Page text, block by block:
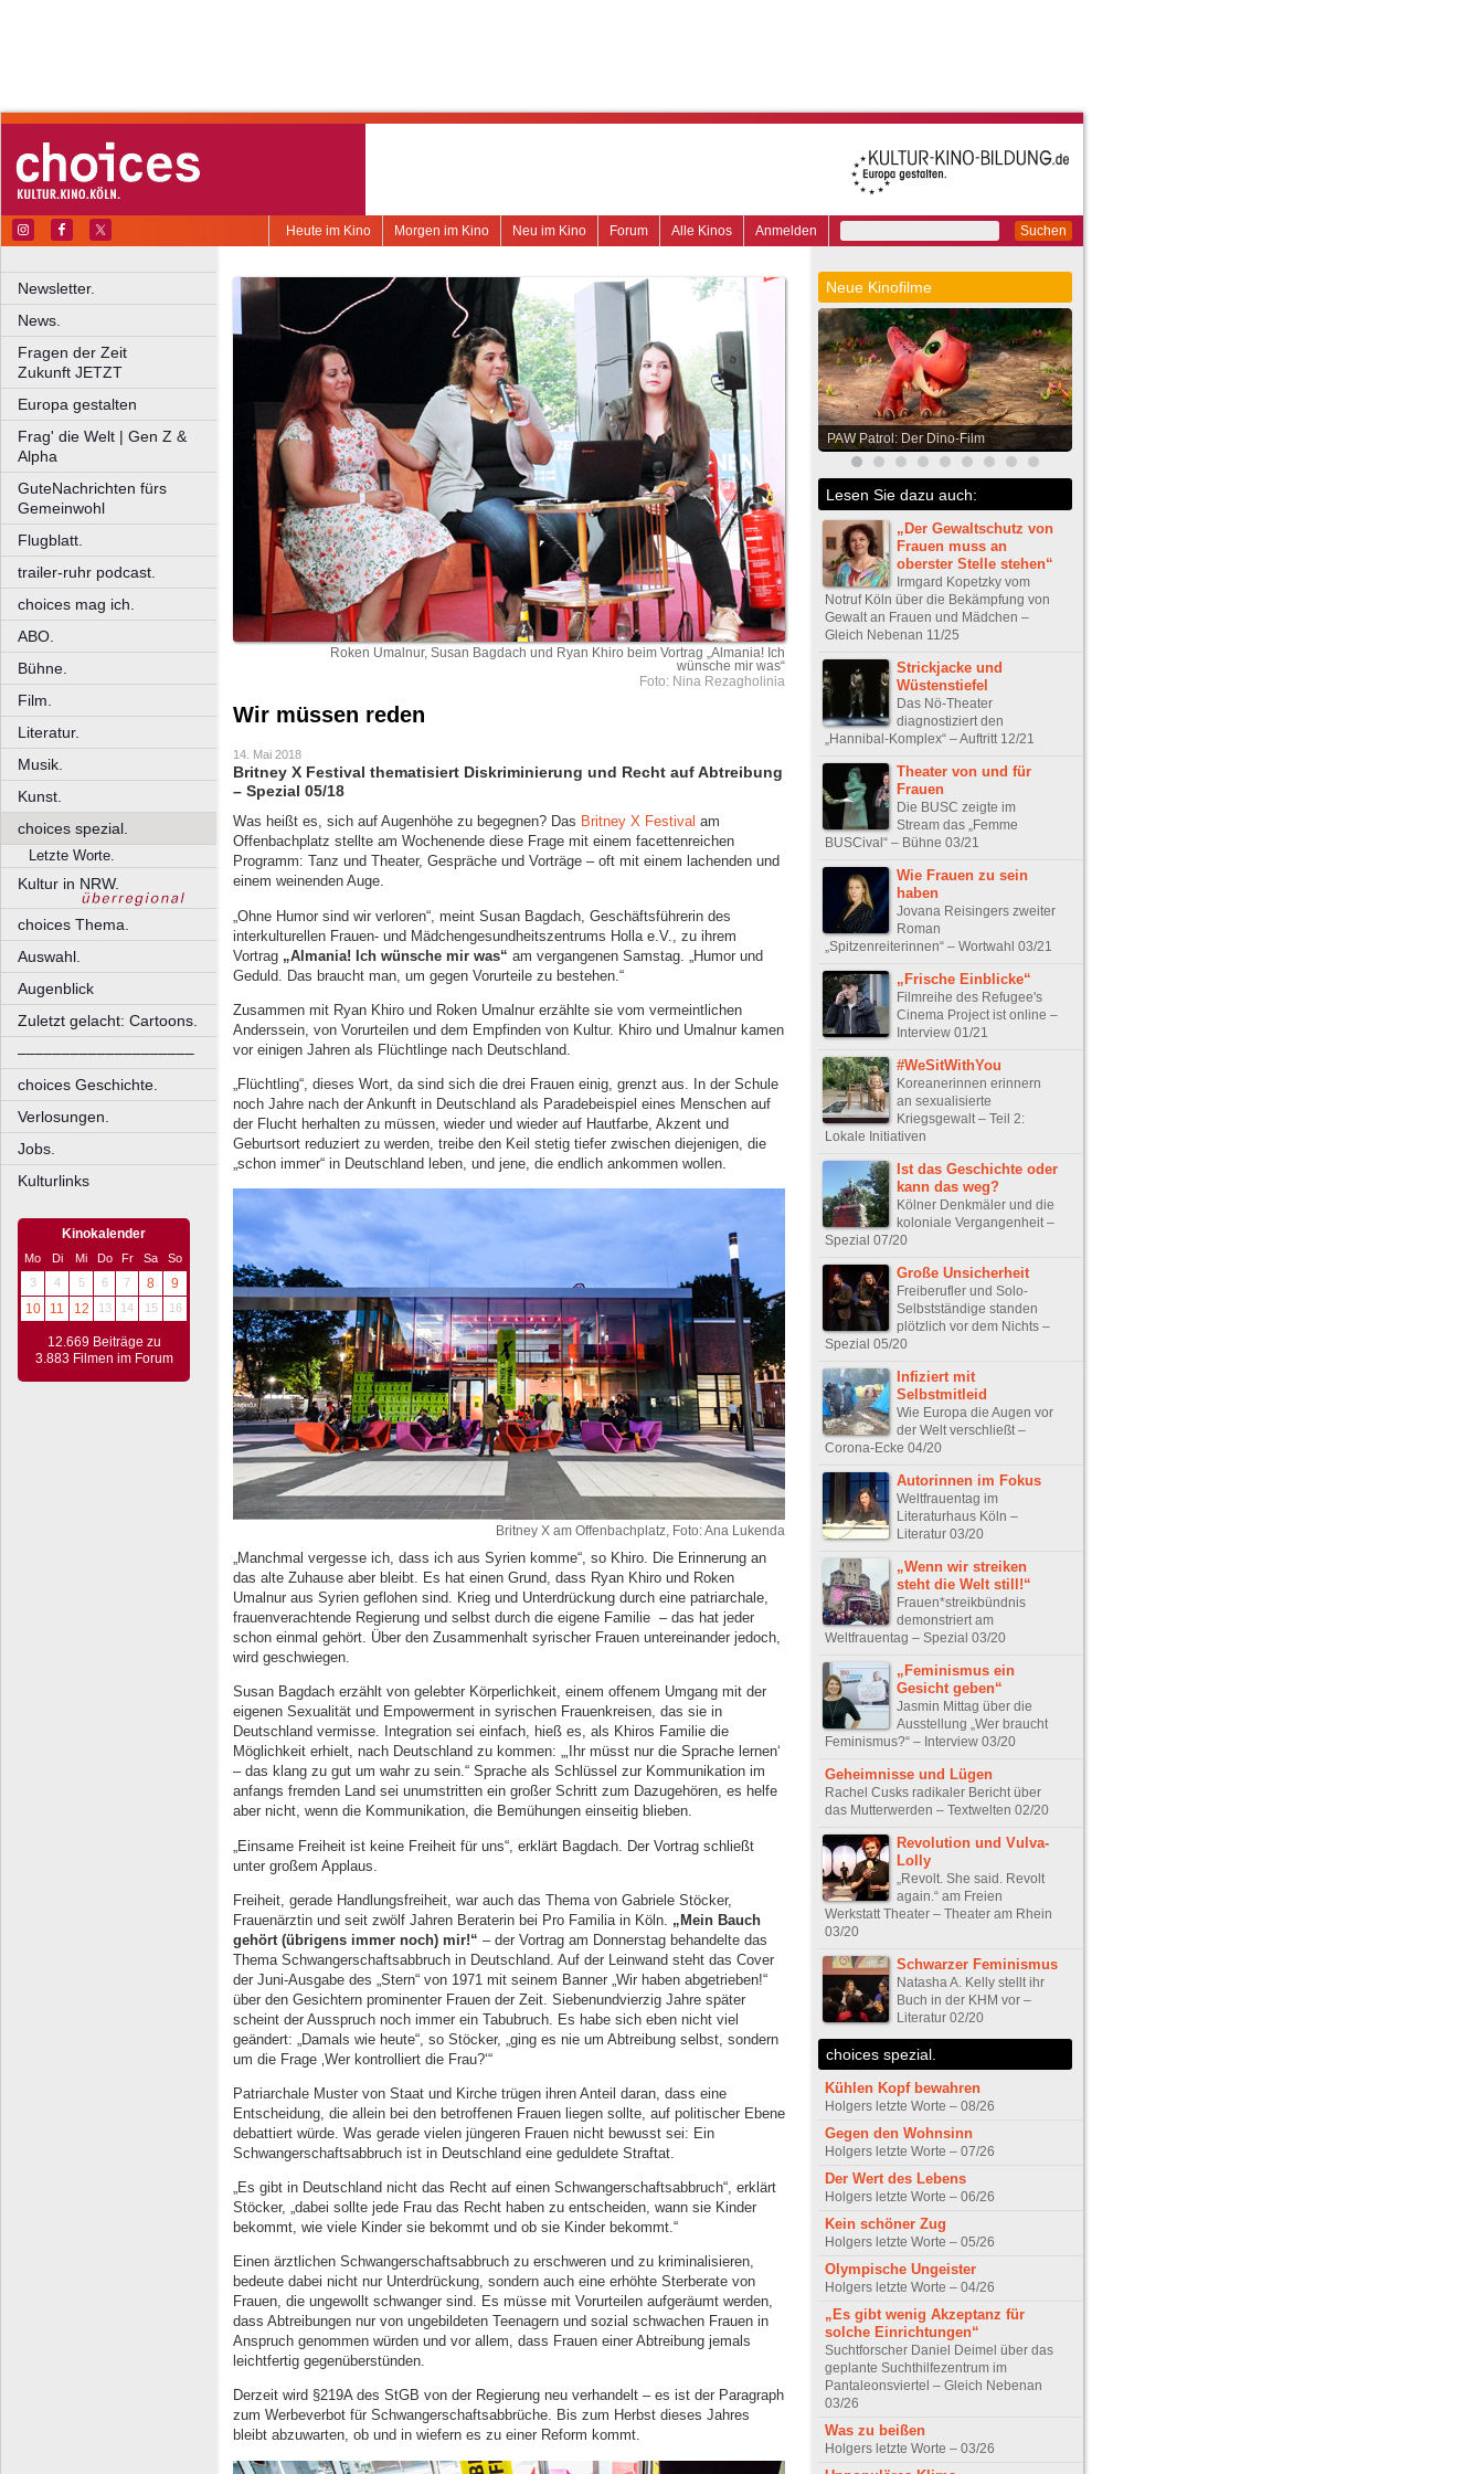
Suchen
Anmelden
Alle Kinos
Forum
Neu im Kino
Morgen im Kino
Heute im Kino
Newsletter.
News.
Fragen der Zeit
Zukunft JETZT
Europa gestalten
Frag' die Welt | Gen Z &
Alpha
GuteNachrichten fürs
Gemeinwohl
Flugblatt.
trailer-ruhr podcast.
choices mag ich.
ABO.
Bühne.
Film.
Literatur.
Musik.
Kunst.
choices spezial.
Letzte Worte.
Kultur in NRW.
choices Thema.
Auswahl.
Augenblick
Zuletzt gelacht: Cartoons.
––––––––––––––––––––
choices Geschichte.
Verlosungen.
Jobs.
Kulturlinks
Kinokalender
Mo Di Mi Do Fr Sa
So
3
4 5 6 7 8
9
10
11 12 13 14 15 16
12.669 Beiträge zu
3.883 Filmen im Forum
Roken Umalnur, Susan Bagdach und Ryan Khiro beim Vortrag „Almania! Ich
wünsche mir was“
Foto: Nina Rezagholinia
Wir müssen reden
14. Mai 2018
Britney X Festival thematisiert Diskriminierung und Recht auf Abtreibung
– Spezial 05/18
Was heißt es, sich auf Augenhöhe zu begegnen? Das Britney X Festival am
Offenbachplatz stellte am Wochenende diese Frage mit einem facettenreichen
Programm: Tanz und Theater, Gespräche und Vorträge – oft mit einem lachenden und
einem weinenden Auge.
„Ohne Humor sind wir verloren“, meint Susan Bagdach, Geschäftsführerin des
interkulturellen Frauen- und Mädchengesundheitszentrums Holla e.V., zu ihrem
Vortrag „Almania! Ich wünsche mir was“ am vergangenen Samstag. „Humor und
Geduld. Das braucht man, um gegen Vorurteile zu bestehen.“
Zusammen mit Ryan Khiro und Roken Umalnur erzählte sie vom vermeintlichen
Anderssein, von Vorurteilen und dem Empfinden von Kultur. Khiro und Umalnur kamen
vor einigen Jahren als Flüchtlinge nach Deutschland.
„Flüchtling“, dieses Wort, da sind sich die drei Frauen einig, grenzt aus. In der Schule
noch Jahre nach der Ankunft in Deutschland als Paradebeispiel eines Menschen auf
der Flucht herhalten zu müssen, wieder und wieder auf Hautfarbe, Akzent und
Geburtsort reduziert zu werden, treibe den Keil stetig tiefer zwischen diejenigen, die
„schon immer“ in Deutschland leben, und jene, die endlich ankommen wollen.
Britney X am Offenbachplatz, Foto: Ana Lukenda
„Manchmal vergesse ich, dass ich aus Syrien komme“, so Khiro. Die Erinnerung an
das alte Zuhause aber bleibt. Es hat einen Grund, dass Ryan Khiro und Roken
Umalnur aus Syrien geflohen sind. Krieg und Unterdrückung durch eine patriarchale,
frauenverachtende Regierung und selbst durch die eigene Familie – das hat jeder
schon einmal gehört. Über den Zusammenhalt syrischer Frauen untereinander jedoch,
wird geschwiegen.
Susan Bagdach erzählt von gelebter Körperlichkeit, einem offenem Umgang mit der
eigenen Sexualität und Empowerment in syrischen Frauenkreisen, das sie in
Deutschland vermisse. Integration sei einfach, hieß es, als Khiros Familie die
Möglichkeit erhielt, nach Deutschland zu kommen: „‚Ihr müsst nur die Sprache lernen‘
– das klang zu gut um wahr zu sein.“ Sprache als Schlüssel zur Kommunikation im
anfangs fremden Land sei unumstritten ein großer Schritt zum Dazugehören, es helfe
aber nicht, wenn die Kommunikation, die Bemühungen einseitig blieben.
„Einsame Freiheit ist keine Freiheit für uns“, erklärt Bagdach. Der Vortrag schließt
unter großem Applaus.
Freiheit, gerade Handlungsfreiheit, war auch das Thema von Gabriele Stöcker,
Frauenärztin und seit zwölf Jahren Beraterin bei Pro Familia in Köln. „Mein Bauch
gehört (übrigens immer noch) mir!“ – der Vortrag am Donnerstag behandelte das
Thema Schwangerschaftsabbruch in Deutschland. Auf der Leinwand steht das Cover
der Juni-Ausgabe des „Stern“ von 1971 mit seinem Banner „Wir haben abgetrieben!“
über den Gesichtern prominenter Frauen der Zeit. Siebenundvierzig Jahre später
scheint der Ausspruch noch immer ein Tabubruch. Es habe sich eben nicht viel
geändert: „Damals wie heute“, so Stöcker, „ging es nie um Abtreibung selbst, sondern
um die Frage ‚Wer kontrolliert die Frau?‘“
Patriarchale Muster von Staat und Kirche trügen ihren Anteil daran, dass eine
Entscheidung, die allein bei den betroffenen Frauen liegen sollte, auf politischer Ebene
debattiert würde. Was gerade vielen jüngeren Frauen nicht bewusst sei: Ein
Schwangerschaftsabbruch ist in Deutschland eine geduldete Straftat.
„Es gibt in Deutschland nicht das Recht auf einen Schwangerschaftsabbruch“, erklärt
Stöcker, „dabei sollte jede Frau das Recht haben zu entscheiden, wann sie Kinder
bekommt, wie viele Kinder sie bekommt und ob sie Kinder bekommt.“
Einen ärztlichen Schwangerschaftsabbruch zu erschweren und zu kriminalisieren,
bedeute dabei nicht nur Unterdrückung, sondern auch eine erhöhte Sterberate von
Frauen, die ungewollt schwanger sind. Es müsse mit Vorurteilen aufgeräumt werden,
dass Abtreibungen nur von ungebildeten Teenagern und sozial schwachen Frauen in
Anspruch genommen würden und vor allem, dass Frauen einer Abtreibung jemals
leichtfertig gegenüberstünden.
Derzeit wird §219A des StGB von der Regierung neu verhandelt – es ist der Paragraph
zum Werbeverbot für Schwangerschaftsabbrüche. Bis zum Herbst dieses Jahres
bleibt abzuwarten, ob und in wiefern es zu einer Reform kommt.
Neue Kinofilme
PAW Patrol: Der Dino-Film
Lesen Sie dazu auch:
„Der Gewaltschutz von
Frauen muss an
oberster Stelle stehen“
Irmgard Kopetzky vom
Notruf Köln über die Bekämpfung von
Gewalt an Frauen und Mädchen –
Gleich Nebenan 11/25
Strickjacke und
Wüstenstiefel
Das Nö-Theater
diagnostiziert den
„Hannibal-Komplex“ – Auftritt 12/21
Theater von und für
Frauen
Die BUSC zeigte im
Stream das „Femme
BUSCival“ – Bühne 03/21
Wie Frauen zu sein
haben
Jovana Reisingers zweiter
Roman
„Spitzenreiterinnen“ – Wortwahl 03/21
„Frische Einblicke“
Filmreihe des Refugee's
Cinema Project ist online –
Interview 01/21
#WeSitWithYou
Koreanerinnen erinnern
an sexualisierte
Kriegsgewalt – Teil 2:
Lokale Initiativen
Ist das Geschichte oder
kann das weg?
Kölner Denkmäler und die
koloniale Vergangenheit –
Spezial 07/20
Große Unsicherheit
Freiberufler und Solo-
Selbstständige standen
plötzlich vor dem Nichts –
Spezial 05/20
Infiziert mit
Selbstmitleid
Wie Europa die Augen vor
der Welt verschließt –
Corona-Ecke 04/20
Autorinnen im Fokus
Weltfrauentag im
Literaturhaus Köln –
Literatur 03/20
„Wenn wir streiken
steht die Welt still!“
Frauen*streikbündnis
demonstriert am
Weltfrauentag – Spezial 03/20
„Feminismus ein
Gesicht geben“
Jasmin Mittag über die
Ausstellung „Wer braucht
Feminismus?“ – Interview 03/20
Geheimnisse und Lügen
Rachel Cusks radikaler Bericht über
das Mutterwerden – Textwelten 02/20
Revolution und Vulva-
Lolly
„Revolt. She said. Revolt
again.“ am Freien
Werkstatt Theater – Theater am Rhein
03/20
Schwarzer Feminismus
Natasha A. Kelly stellt ihr
Buch in der KHM vor –
Literatur 02/20
choices spezial.
Kühlen Kopf bewahren
Holgers letzte Worte – 08/26
Gegen den Wohnsinn
Holgers letzte Worte – 07/26
Der Wert des Lebens
Holgers letzte Worte – 06/26
Kein schöner Zug
Holgers letzte Worte – 05/26
Olympische Ungeister
Holgers letzte Worte – 04/26
„Es gibt wenig Akzeptanz für
solche Einrichtungen“
Suchtforscher Daniel Deimel über das
geplante Suchthilfezentrum im
Pantaleonsviertel – Gleich Nebenan
03/26
Was zu beißen
Holgers letzte Worte – 03/26